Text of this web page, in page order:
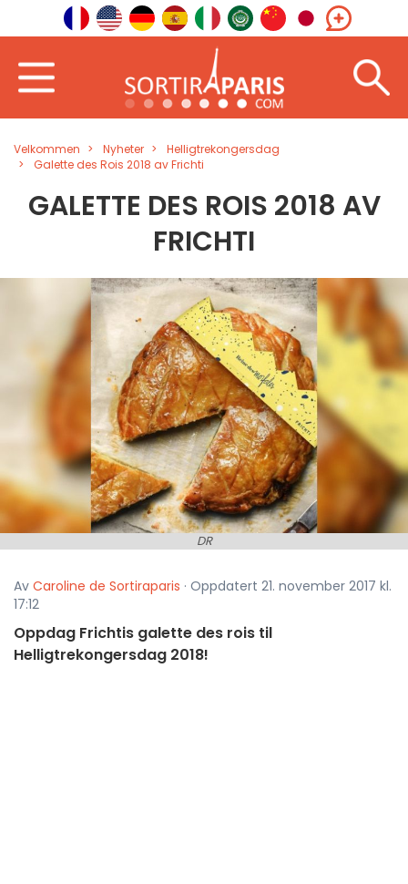
Velkommen Nyheter
Helligtrekongersdag
Galette des Rois 2018 av Frichti
GALETTE DES ROIS 2018 AV
FRICHTI
DR
Av Caroline de Sortiraparis · Oppdatert 21. november 2017 kl.
17:12
Oppdag Frichtis galette des rois til
Helligtrekongersdag 2018!